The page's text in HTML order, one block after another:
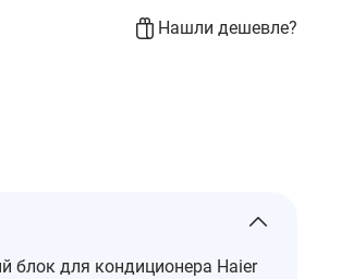
Нашли дешевле?
блок для кондиционера Haier